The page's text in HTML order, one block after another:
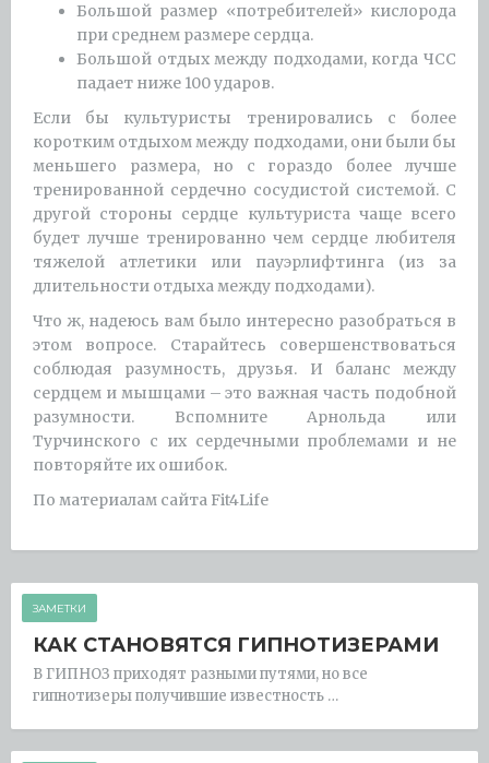
Большой размер «потребителей» кислорода
при среднем размере сердца.
Большой отдых между подходами, когда ЧСС
падает ниже 100 ударов.
Если бы культуристы тренировались с более
коротким отдыхом между подходами, они были бы
меньшего размера, но с гораздо более лучше
тренированной сердечно сосудистой системой. С
другой стороны сердце культуриста чаще всего
будет лучше тренированно чем сердце любителя
тяжелой атлетики или пауэрлифтинга (из за
длительности отдыха между подходами).
Что ж, надеюсь вам было интересно разобраться в
этом вопросе. Старайтесь совершенствоваться
соблюдая разумность, друзья. И баланс между
сердцем и мышцами – это важная часть подобной
разумности. Вспомните Арнольда или
Турчинского с их сердечными проблемами и не
повторяйте их ошибок.
По материалам сайта Fit4Life
ЗАМЕТКИ
КАК СТАНОВЯТСЯ ГИПНОТИЗЕРАМИ
В ГИПНОЗ приходят разными путями, но все
гипнотизеры получившие известность …